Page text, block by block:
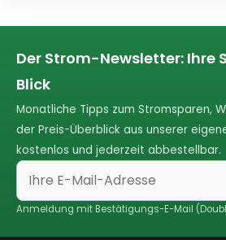
Der Strom-Newsletter: Ihre
Blick
Monatliche Tipps zum Stromsparen,
der Preis-Überblick aus unserer
kostenlos und jederzeit abbestellbar.
Anmeldung mit Bestätigungs-E-Mail